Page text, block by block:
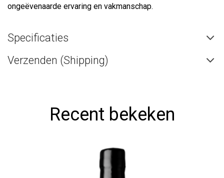
ongeëvenaarde ervaring en vakmanschap.
Specificaties
Verzenden (Shipping)
Recent bekeken